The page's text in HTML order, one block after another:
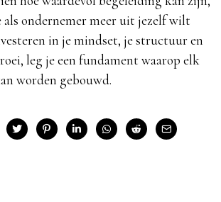
als ondernemer meer uit jezelf wilt
in je mindset, je structuur en
leg je een fundament waarop elk
worden gebouwd.